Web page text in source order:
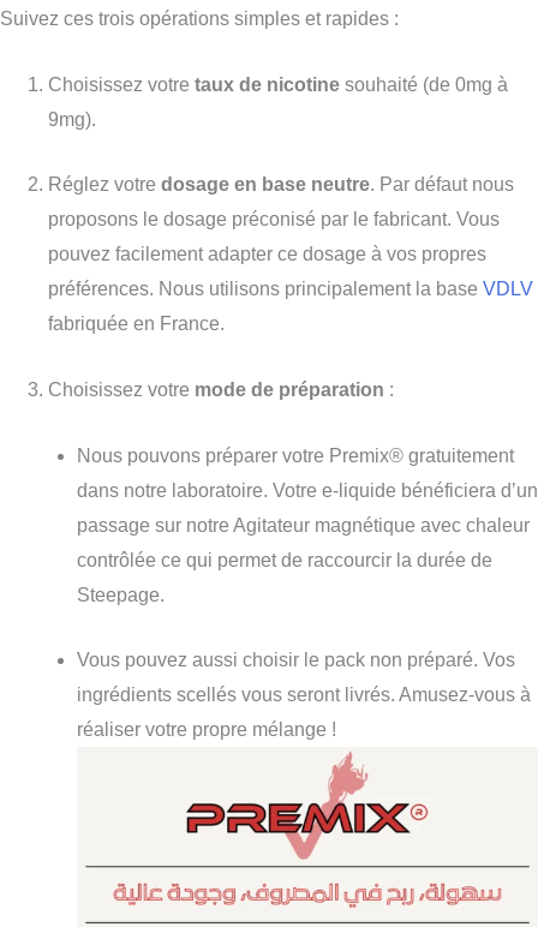
Suivez ces trois opérations simples et rapides :
Choisissez votre taux de nicotine souhaité (de 0mg à
9mg).
Réglez votre dosage en base neutre. Par défaut nous
proposons l e dosage préconisé par le fabricant. Vous
pouvez facilement adapter ce dosage à vos propres
préférences. Nous utilisons principalement la base VDLV
fabriquée en France.
Choisissez votre mode de préparation :
Nous pouvons préparer votre Premix® gratuitement
dans notre laboratoire. Votre e-liquide bénéficiera d’un
passage sur notre Agitateur magnétique avec chaleur
contrôlée ce qui permet de raccourcir la durée de
Steepage.
Vous pouvez aussi choisir le pack non préparé. Vos
ingrédients scellés vous seront livrés. Amusez-vous à
réaliser votre propre mélange !